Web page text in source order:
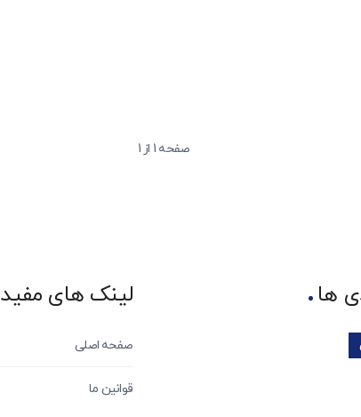
صفحه 1 از 1
ها لینک های مفید
صفحه اصلی
قوانین ما